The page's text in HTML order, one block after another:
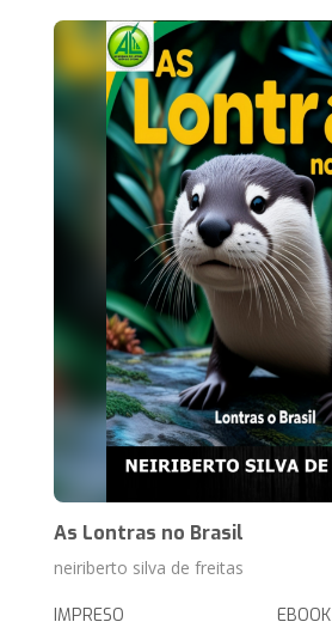
As Lontras no Brasil
neiriberto silva de freitas
IMPRESO EBOOK